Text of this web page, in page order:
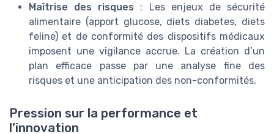
Maîtrise des risques : Les enjeux de sécurité
alimentaire (apport glucose, diets diabetes, diets
feline) et de conformité des dispositifs médicaux
imposent une vigilance accrue. La création d’un
plan efficace passe par une analyse fine des
risques et une anticipation des non-conformités.
Pression sur la performance et
l’innovation